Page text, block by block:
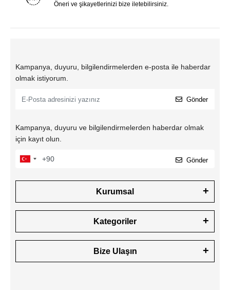
Öneri ve şikayetlerinizi bize iletebilirsiniz.
Kampanya, duyuru, bilgilendirmelerden e-posta ile haberdar
olmak istiyorum.
Gönder
Kampanya, duyuru ve bilgilendirmelerden haberdar olmak
için kayıt olun.
Gönder
Kurumsal
Kategoriler
Bize Ulaşın